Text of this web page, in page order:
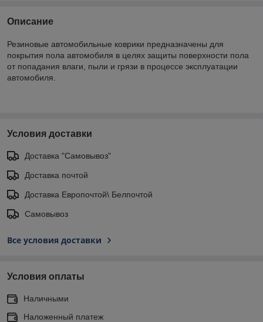
Описание
Резиновые автомобильные коврики предназначены для
покрытия пола автомобиля в целях защиты поверхности пола
от попадания влаги, пыли и грязи в процессе эксплуатации
автомобиля.
Условия доставки
Доставка "Самовывоз"
Доставка почтой
Доставка Европочтой\ Белпочтой
Самовывоз
Все условия доставки
Условия оплаты
Наличными
Наложенный платеж